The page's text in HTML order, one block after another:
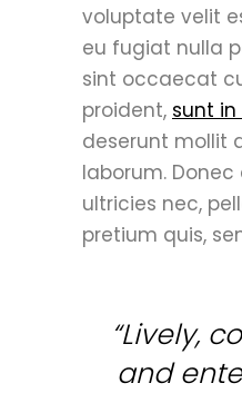
voluptate velit
eu fugiat nulla
sint occaecat
proident, sunt
deserunt mollit
laborum.
ultricies nec,
pretium quis,
“Lively,
and